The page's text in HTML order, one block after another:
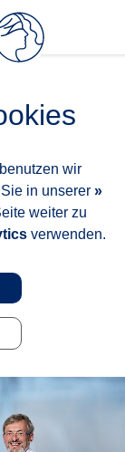
wir
in unserer
weiter zu
verwenden.